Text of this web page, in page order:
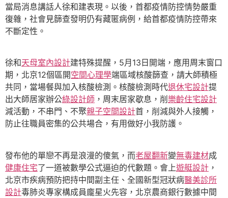
當局消息講話人徐和建表現。以後，首都疫情防控情勢嚴重
復雜，社會見篩查發明仍有藏匿病例，給首都疫情防控帶來
不斷定性。
徐和天母室內設計建特殊提醒，5月13日開端，應用周末窗口
期，北京12個區開空間心理學端區域核酸篩查，請大師積極
共同，當場餐與加入核酸檢測。核酸檢測時代退休宅設計提
出大師居家辦公綠設計師 ，周末居家歇息，削 樂齡住宅設計
減活動，不串門、不聚親子空間設計首，削減與外人接觸，
防止往職員密集的公共場合，有用做好小我防護。
發布他的單戀不再是浪漫的傻氣，而老屋翻新變無毒建材成
健康住宅了一道被數學公式逼迫的代數題。會上遊艇設計 ，
北京市疾病預防把持中間副主任、全國新型冠狀病醫美診所
設計毒肺炎專家構成員龐星火先容，北京農商銀行數據中間